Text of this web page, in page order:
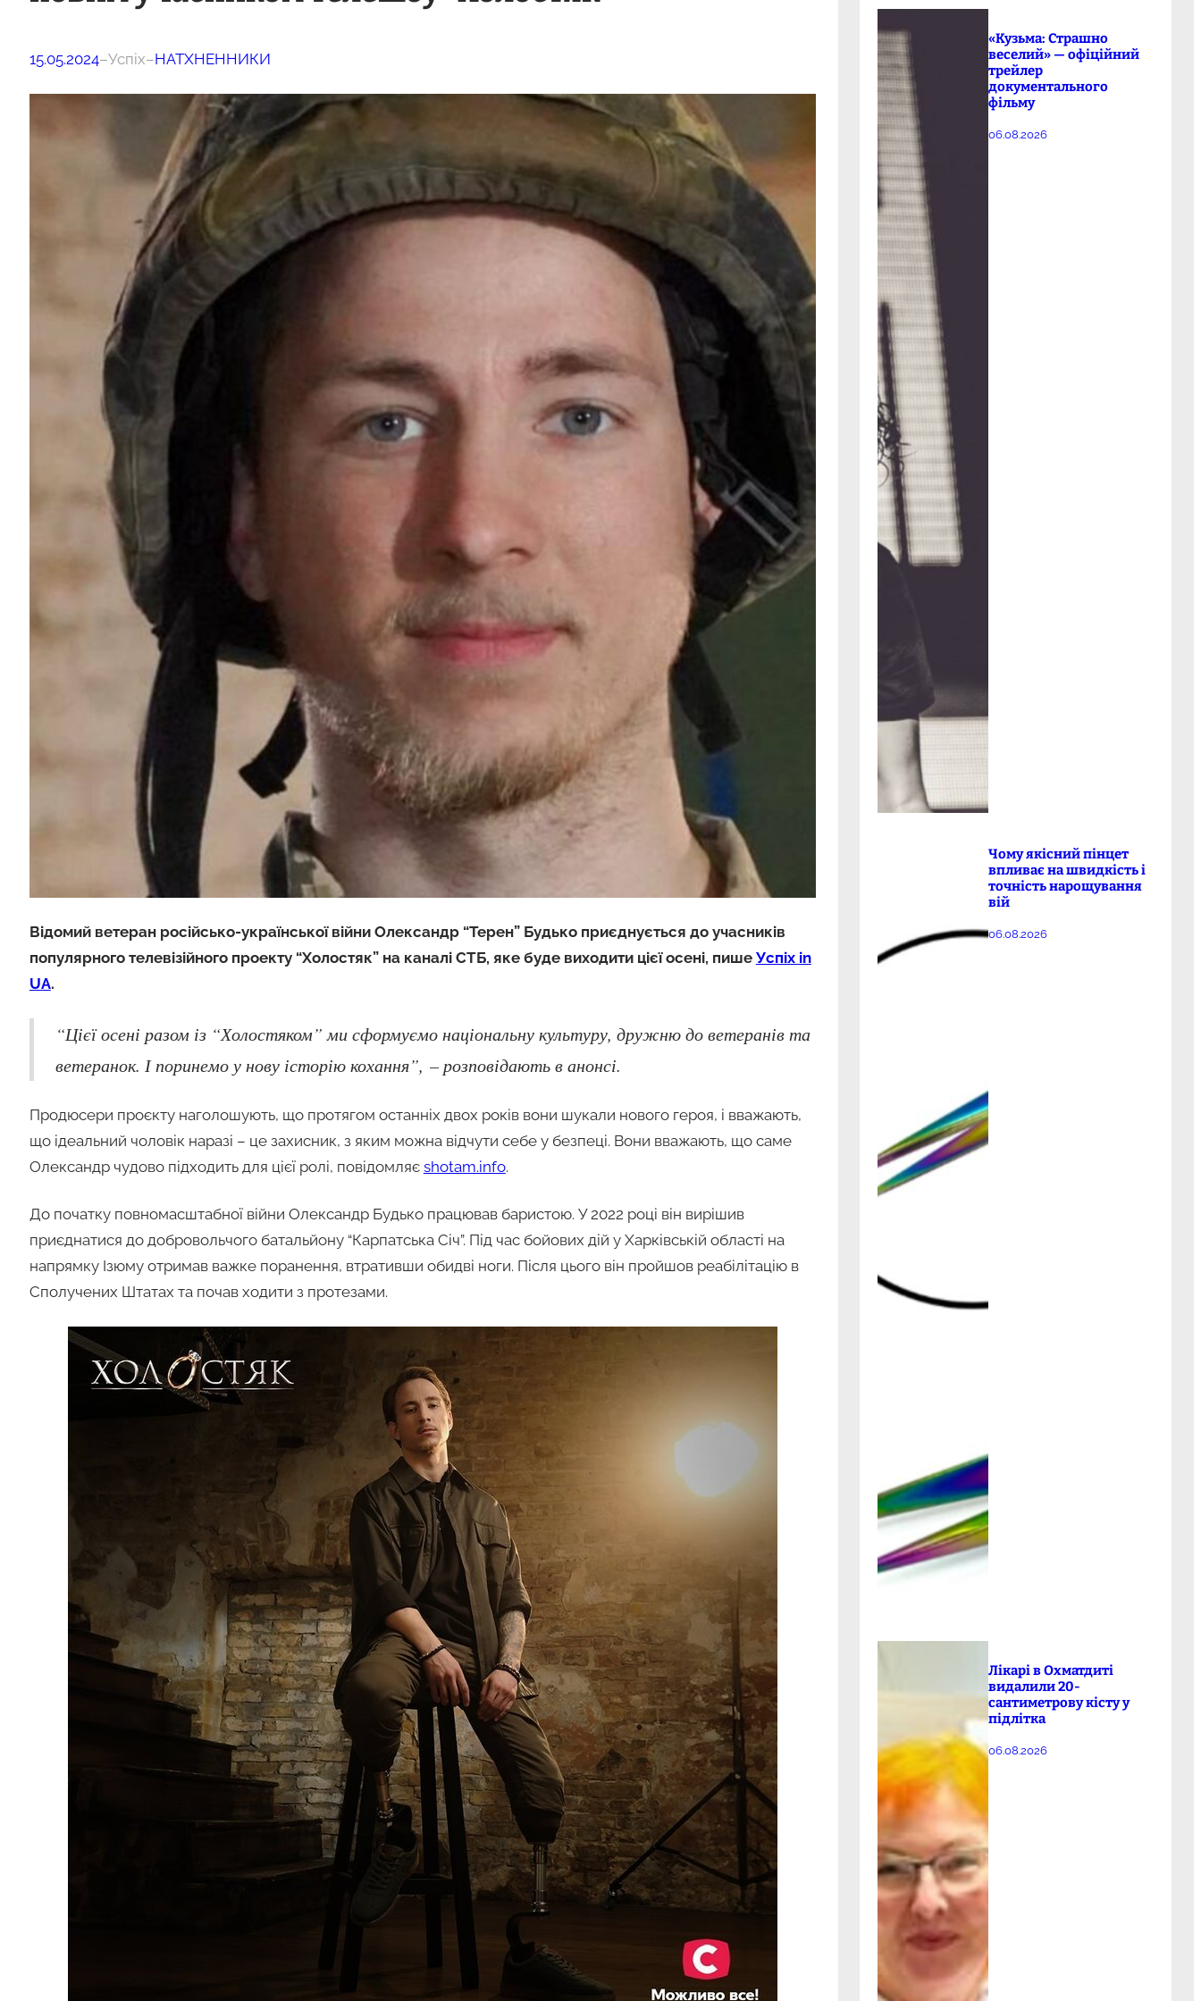
15.05.2024–Успіх–НАТХНЕННИКИ
Відомий ветеран російсько-української війни Олександр “Терен” Будько приєднується до учасників
популярного телевізійного проекту “Холостяк” на каналі СТБ, яке буде виходити цієї осені, пише Успіх in
UA.
“Цієї осені разом із “Холостяком” ми сформуємо національну культуру, дружню до ветеранів та
ветеранок. І поринемо у нову історію кохання”, – розповідають в анонсі.
Продюсери проєкту наголошують, що протягом останніх двох років вони шукали нового героя, і вважають,
що ідеальний чоловік наразі – це захисник, з яким можна відчути себе у безпеці. Вони вважають, що саме
Олександр чудово підходить для цієї ролі, повідомляє shotam.info.
До початку повномасштабної війни Олександр Будько працював баристою. У 2022 році він вирішив
приєднатися до добровольчого батальйону “Карпатська Січ”. Під час бойових дій у Харківській області на
напрямку Ізюму отримав важке поранення, втративши обидві ноги. Після цього він пройшов реабілітацію в
Сполучених Штатах та почав ходити з протезами.
«Кузьма: Страшно
веселий» — офіційний
трейлер
документального
фільму
06.08.2026
Чому якісний пінцет
впливає на швидкість і
точність нарощування
вій
06.08.2026
Лікарі в Охматдиті
видалили 20-
сантиметрову кісту у
підлітка
06.08.2026